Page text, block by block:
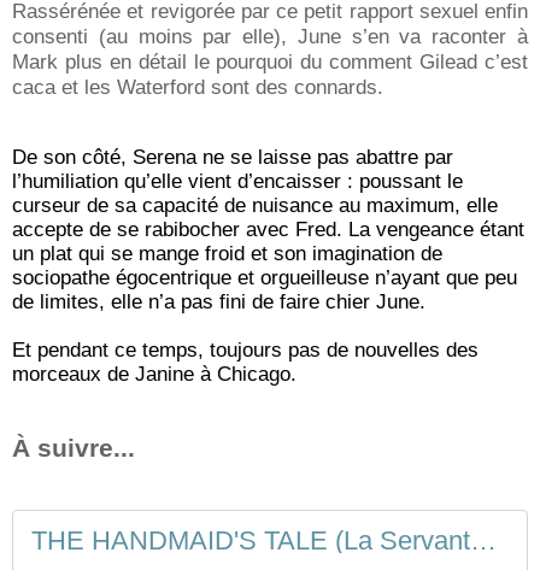
Rassérénée et revigorée par ce petit rapport sexuel enfin
consenti (au moins par elle), June s’en va raconter à
Mark plus en détail le pourquoi du comment Gilead c’est
caca et les Waterford sont des connards.
De son côté, Serena ne se laisse pas abattre par
l’humiliation qu’elle vient d’encaisser : poussant le
curseur de sa capacité de nuisance au maximum, elle
accepte de se rabibocher avec Fred. La vengeance étant
un plat qui se mange froid et son imagination de
sociopathe égocentrique et orgueilleuse n’ayant que peu
de limites, elle n’a pas fini de faire chier June.
Et pendant ce temps, toujours pas de nouvelles des
morceaux de Janine à Chicago.
À suivre...
THE HANDMAID'S TALE (La Servante Écarlate) Saison 4 - Épisode 8 [résumé] - DLCH